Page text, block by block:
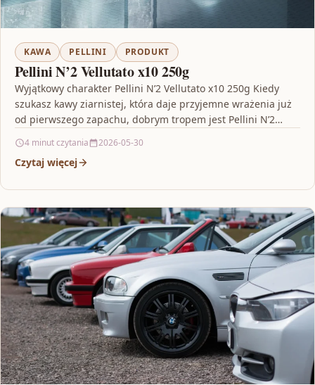
KAWA PELLINI PRODUKT
Pellini N’2 Vellutato x10 250g
Wyjątkowy charakter Pellini N’2 Vellutato x10 250g Kiedy
szukasz kawy ziarnistej, która daje przyjemne wrażenia już
od pierwszego zapachu, dobrym tropem jest Pellini N’2…
4 minut czytania 2026-05-30
Czytaj więcej